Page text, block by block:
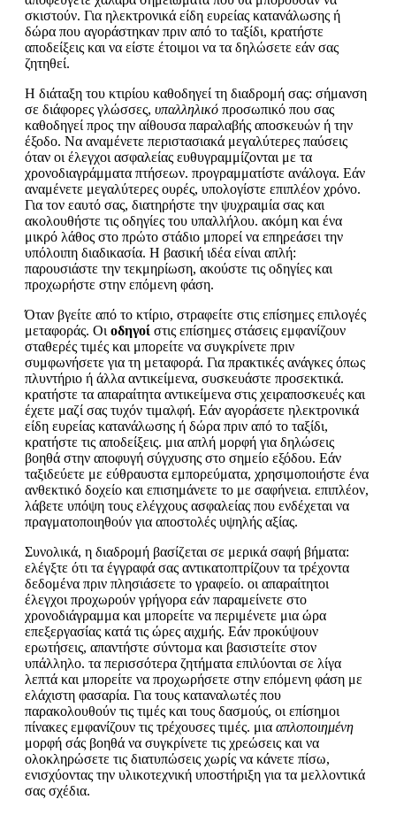
σκιστούν. Για ηλεκτρονικά είδη ευρείας κατανάλωσης ή
δώρα που αγοράστηκαν πριν από το ταξίδι, κρατήστε
αποδείξεις και να είστε έτοιμοι να τα δηλώσετε εάν σας
ζητηθεί.
Η διάταξη του κτιρίου καθοδηγεί τη διαδρομή σας: σήμανση
σε διάφορες γλώσσες, υπαλληλικό προσωπικό που σας
καθοδηγεί προς την αίθουσα παραλαβής αποσκευών ή την
έξοδο. Να αναμένετε περιστασιακά μεγαλύτερες παύσεις
όταν οι έλεγχοι ασφαλείας ευθυγραμμίζονται με τα
χρονοδιαγράμματα πτήσεων. προγραμματίστε ανάλογα. Εάν
αναμένετε μεγαλύτερες ουρές, υπολογίστε επιπλέον χρόνο.
Για τον εαυτό σας, διατηρήστε την ψυχραιμία σας και
ακολουθήστε τις οδηγίες του υπαλλήλου. ακόμη και ένα
μικρό λάθος στο πρώτο στάδιο μπορεί να επηρεάσει την
υπόλοιπη διαδικασία. Η βασική ιδέα είναι απλή:
παρουσιάστε την τεκμηρίωση, ακούστε τις οδηγίες και
προχωρήστε στην επόμενη φάση.
Όταν βγείτε από το κτίριο, στραφείτε στις επίσημες επιλογές
μεταφοράς. Οι οδηγοί στις επίσημες στάσεις εμφανίζουν
σταθερές τιμές και μπορείτε να συγκρίνετε πριν
συμφωνήσετε για τη μεταφορά. Για πρακτικές ανάγκες όπως
πλυντήριο ή άλλα αντικείμενα, συσκευάστε προσεκτικά.
κρατήστε τα απαραίτητα αντικείμενα στις χειραποσκευές και
έχετε μαζί σας τυχόν τιμαλφή. Εάν αγοράσετε ηλεκτρονικά
είδη ευρείας κατανάλωσης ή δώρα πριν από το ταξίδι,
κρατήστε τις αποδείξεις. μια απλή μορφή για δηλώσεις
βοηθά στην αποφυγή σύγχυσης στο σημείο εξόδου. Εάν
ταξιδεύετε με εύθραυστα εμπορεύματα, χρησιμοποιήστε ένα
ανθεκτικό δοχείο και επισημάνετε το με σαφήνεια. επιπλέον,
λάβετε υπόψη τους ελέγχους ασφαλείας που ενδέχεται να
πραγματοποιηθούν για αποστολές υψηλής αξίας.
Συνολικά, η διαδρομή βασίζεται σε μερικά σαφή βήματα:
ελέγξτε ότι τα έγγραφά σας αντικατοπτρίζουν τα τρέχοντα
δεδομένα πριν πλησιάσετε το γραφείο. οι απαραίτητοι
έλεγχοι προχωρούν γρήγορα εάν παραμείνετε στο
χρονοδιάγραμμα και μπορείτε να περιμένετε μια ώρα
επεξεργασίας κατά τις ώρες αιχμής. Εάν προκύψουν
ερωτήσεις, απαντήστε σύντομα και βασιστείτε στον
υπάλληλο. τα περισσότερα ζητήματα επιλύονται σε λίγα
λεπτά και μπορείτε να προχωρήσετε στην επόμενη φάση με
ελάχιστη φασαρία. Για τους καταναλωτές που
παρακολουθούν τις τιμές και τους δασμούς, οι επίσημοι
πίνακες εμφανίζουν τις τρέχουσες τιμές. μια απλοποιημένη
μορφή σάς βοηθά να συγκρίνετε τις χρεώσεις και να
ολοκληρώσετε τις διατυπώσεις χωρίς να κάνετε πίσω,
ενισχύοντας την υλικοτεχνική υποστήριξη για τα μελλοντικά
σας σχέδια.